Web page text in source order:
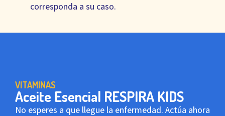
corresponda a su caso.
VITAMINAS
Aceite Esencial RESPIRA KIDS
No esperes a que llegue la enfermedad. Actúa ahora